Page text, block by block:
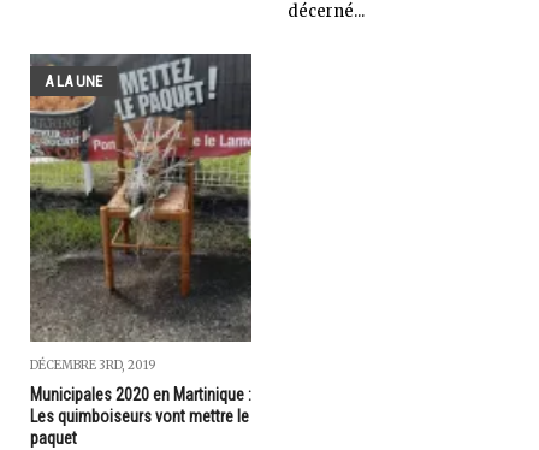
décerné...
A LA UNE
DÉCEMBRE 3RD, 2019
Municipales 2020 en Martinique :
Les quimboiseurs vont mettre le
paquet